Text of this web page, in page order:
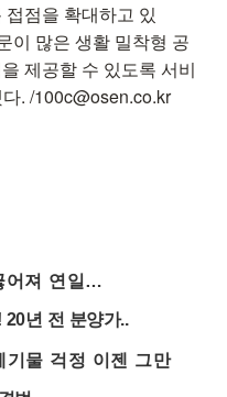
점을 확대하고 있
이 많은 생활 밀착형 공
제공할 수 있도록 서비
. /100c@osen.co.kr